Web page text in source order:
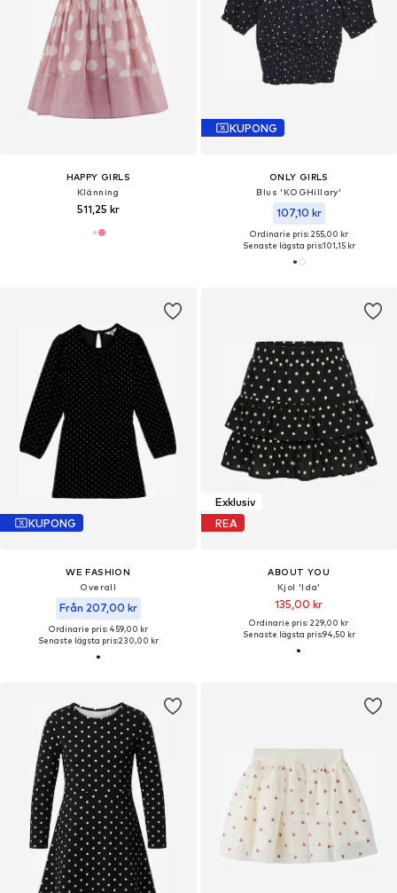
HAPPY GIRLS
Klänning
511,25 kr
KUPONG
ONLY GIRLS
Blus 'KOGHillary'
107,10 kr
Ordinarie pris: 255,00 kr
Senaste lägsta pris:101,15 kr
KUPONG
WE FASHION
Overall
Från 207,00 kr
Ordinarie pris: 459,00 kr
Senaste lägsta pris:230,00 kr
Exklusiv
REA
ABOUT YOU
Kjol 'Ida'
135,00 kr
Ordinarie pris: 229,00 kr
Senaste lägsta pris:94,50 kr